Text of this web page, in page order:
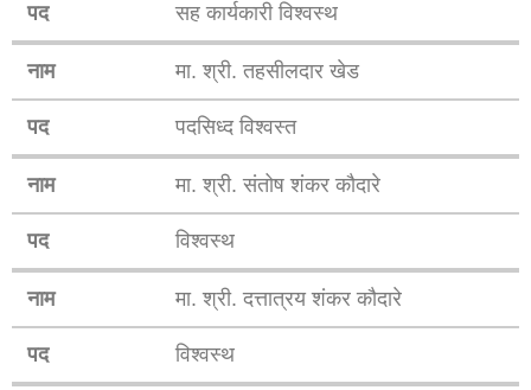
पद सह कार्यकारी विश्वस्थ
नाम मा. श्री. तहसीलदार खेड
पद पदसिध्द विश्वस्त
नाम मा. श्री. संतोष शंकर कौदारे
पद विश्वस्थ
नाम मा. श्री. दत्तात्रय शंकर कौदारे
पद विश्वस्थ